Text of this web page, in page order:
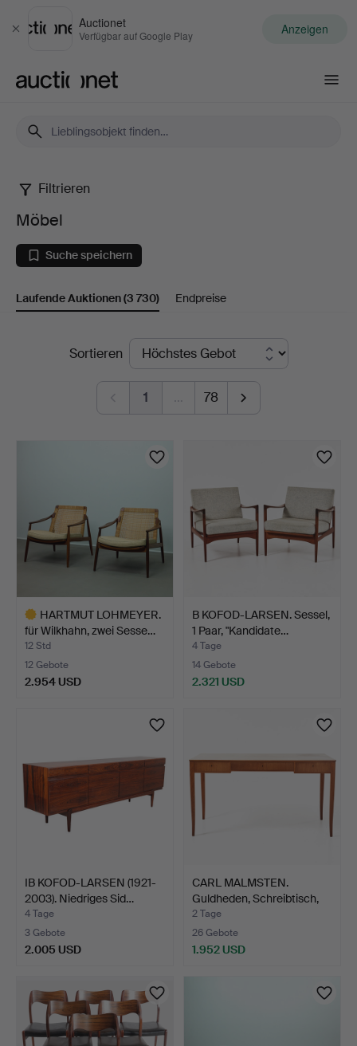
Schließen
Auctionet
Verfügbar auf Google Play Anzeigen
Möbel
Filtrieren
Möbel
Suche speichern
Laufende Auktionen(3 730) Endpreise
LaufendeSortieren
1 … 78
HARTMUT LOHMEYER.
für Wilkhahn, zwei Sesse…
12 Std
12 Gebote
2.954 USD
B KOFOD-LARSEN. Sessel,
1 Paar, "Kandidate…
4 Tage
14 Gebote
2.321 USD
IB KOFOD-LARSEN (1921-
2003). Niedriges Sid…
4 Tage
3 Gebote
2.005 USD
CARL MALMSTEN.
Guldheden, Schreibtisch,
Åf…
2 Tage
26 Gebote
1.952 USD